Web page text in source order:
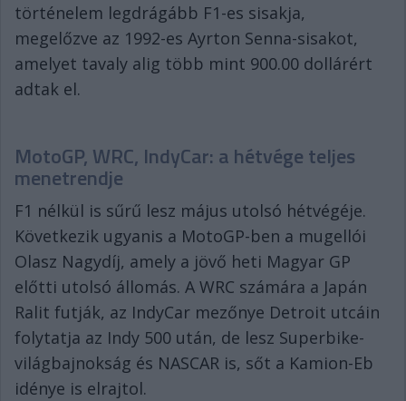
történelem legdrágább F1-es sisakja,
megelőzve az 1992-es Ayrton Senna-sisakot,
amelyet tavaly alig több mint 900.00 dollárért
adtak el.
MotoGP, WRC, IndyCar: a hétvége teljes
menetrendje
F1 nélkül is sűrű lesz május utolsó hétvégéje.
Következik ugyanis a MotoGP-ben a mugellói
Olasz Nagydíj, amely a jövő heti Magyar GP
előtti utolsó állomás. A WRC számára a Japán
Ralit futják, az IndyCar mezőnye Detroit utcáin
folytatja az Indy 500 után, de lesz Superbike-
világbajnokság és NASCAR is, sőt a Kamion-Eb
idénye is elrajtol.